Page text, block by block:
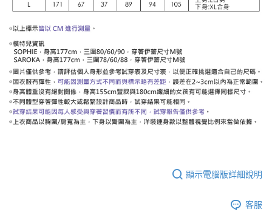
顯示電腦版詳細說明
客服